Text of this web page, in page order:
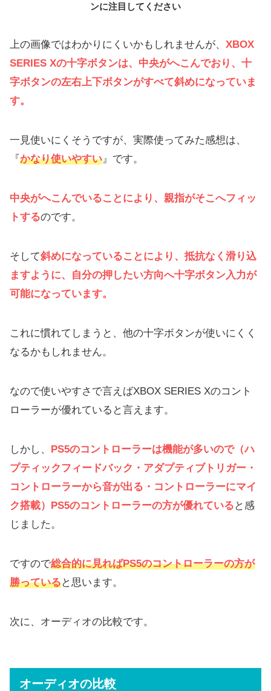
ンに注目してください
上の画像ではわかりにくいかもしれませんが、 XBOX
SERIES Xの十字ボタンは、中央がへこんでおり、十
字ボタンの左右上下ボタンがすべて斜めになっていま
す。
一見使いにくそうですが、実際使ってみた感想は、
『かなり使いやすい 』です。
中央がへこんでいることにより、親指がそこへフィッ
トするのです。
そして斜めになっていることにより、抵抗なく滑り込
ますように、自分の押したい方向へ十字ボタン入力が
可能になっています。
これに慣れてしまうと、他の十字ボタンが使いにくく
なるかもしれません。
なので使いやすさで言えばXBOX SERIES Xのコント
ローラーが優れていると言えます。
しかし、 PS5のコントローラーは機能が多いので（ハ
プティックフィードバック・アダプティブトリガー・
コントローラーから音が出る・コントローラーにマイ
ク搭載） PS5のコントローラーの方が優れている と感
じました。
ですので総合的に見ればPS5のコントローラーの方が
勝っていると思います。
次に、オーディオの比較です。
オーディオの比較